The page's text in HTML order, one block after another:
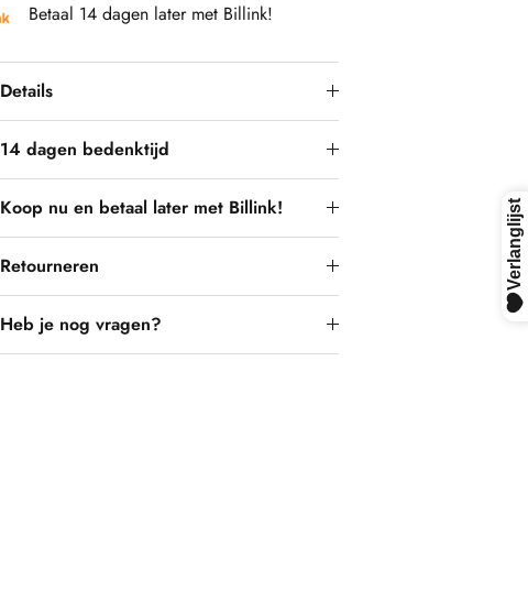
Betaal 14 dagen later met Billink!
Details
14 dagen bedenktijd
Koop nu en betaal later met Billink!
Retourneren
Heb je nog vragen?